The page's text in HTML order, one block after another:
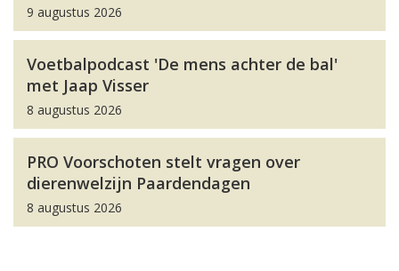
9 augustus 2026
Voetbalpodcast 'De mens achter de bal'
met Jaap Visser
8 augustus 2026
PRO Voorschoten stelt vragen over
dierenwelzijn Paardendagen
8 augustus 2026